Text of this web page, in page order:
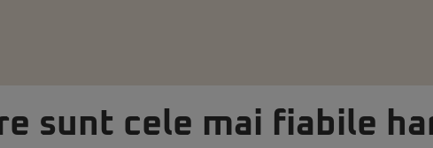
sunt cele mai fiabile